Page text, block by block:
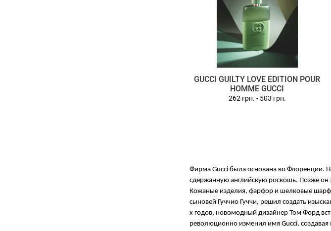
GUCCI GUILTY LOVE EDITION POUR
HOMME GUCCI
262 грн. - 503 грн.
Фирма Gucci была основана во Флоренции.
сдержанную английскую роскошь. Позже он
Кожаные изделия, фарфор и шелковые
сыновей Гуччио Гуччи, решил создать
х годов, новомодный дизайнер Том Форд
революционно изменил имя Gucci,